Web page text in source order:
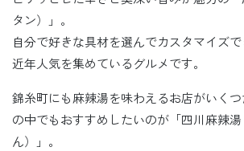
タン）」。
自分で好きな具材を選んでカスタマイズで
近年人気を集めているグルメです。
錦糸町にも麻辣湯を味わえるお店がいく
の中でもおすすめしたいのが「四川麻辣湯
ん）」。